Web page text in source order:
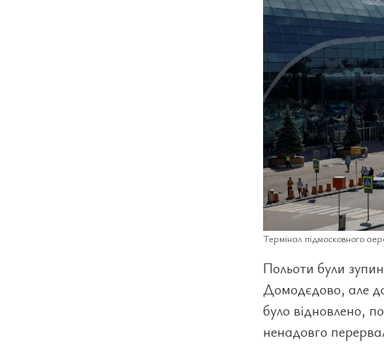
Термінал підмосковного
Польоти були
Домодєдово, але
було відновлено,
ненадовго